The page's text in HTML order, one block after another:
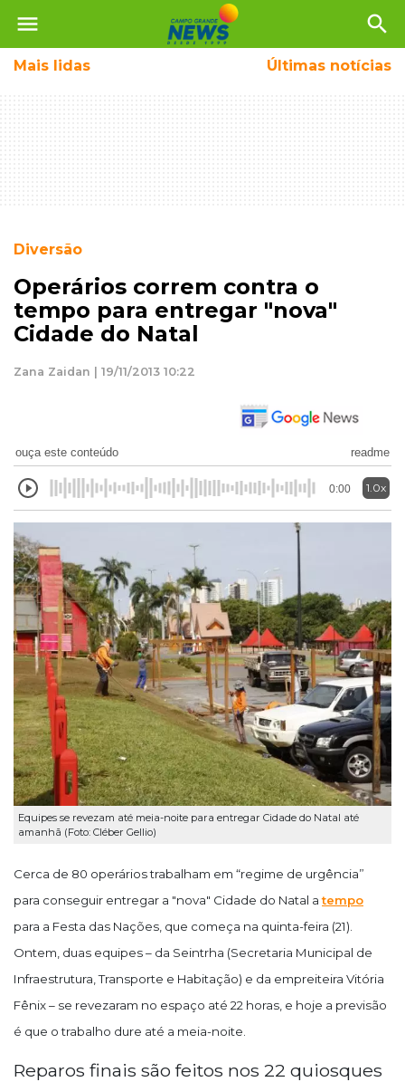
menu search
Mais lidas Últimas notícias
Diversão
Operários correm contra o
tempo para entregar "nova"
Cidade do Natal
Zana Zaidan | 19/11/2013 10:22
ouça este conteúdo readme
0:00 1.0x
Equipes se revezam até meia-noite para entregar Cidade do Natal até
amanhã (Foto: Cléber Gellio)
Cerca de 80 operários trabalham em “regime de urgência”
para conseguir entregar a "nova" Cidade do Natal atempo
para a Festa das Nações, que começa na quinta-feira (21).
Ontem, duas equipes – da Seintrha (Secretaria Municipal de
Infraestrutura, Transporte e Habitação) e da empreiteira Vitória
Fênix – se revezaram no espaço até 22 horas, e hoje a previsão
é que o trabalho dure até a meia-noite.
Reparos finais são feitos nos 22 quiosques